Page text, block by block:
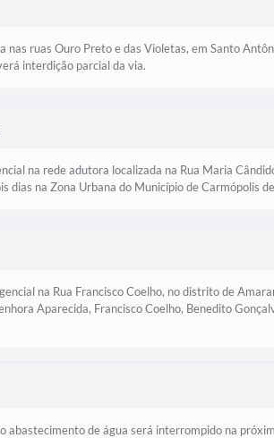
nas ruas Ouro Preto e das Violetas, em Santo
interdição parcial da via.
na rede adutora localizada na Rua Maria
na Zona Urbana do Município de Carmópolis
na Rua Francisco Coelho, no distrito de
Aparecida, Francisco Coelho, Benedito
abastecimento de água será interrompido na